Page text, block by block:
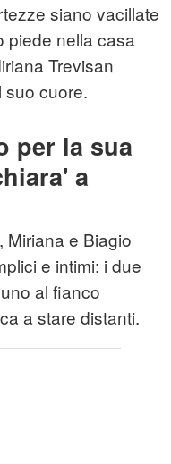
siano vacillate
piede nella casa
Trevisan
suo cuore.
per la sua
a
Miriana e Biagio
e intimi: i due
al fianco
a stare distanti.